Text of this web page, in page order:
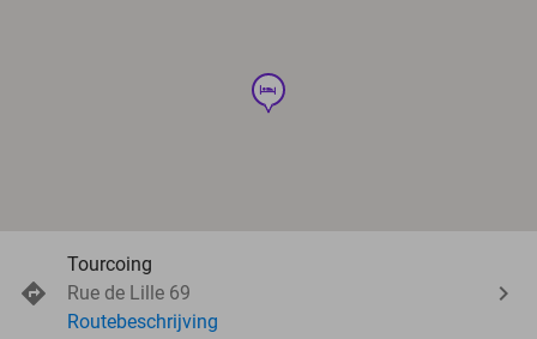
hotel
Tourcoing
Rue de Lille 69
Routebeschrijving